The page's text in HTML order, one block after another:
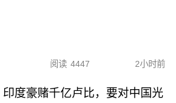
阅读 4447 2小时前
印度豪赌千亿卢比，要对中国光